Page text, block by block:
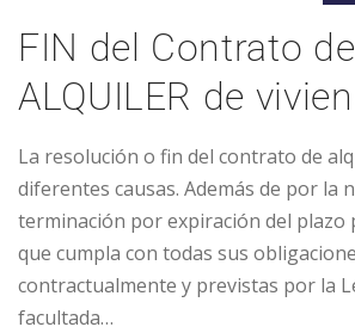
FIN del Contrato de
ALQUILER de
La resolución o fin del contrato de
diferentes causas. Además de por la
terminación por expiración del plazo
que cumpla con todas sus
contractualmente y previstas por la
facultada…